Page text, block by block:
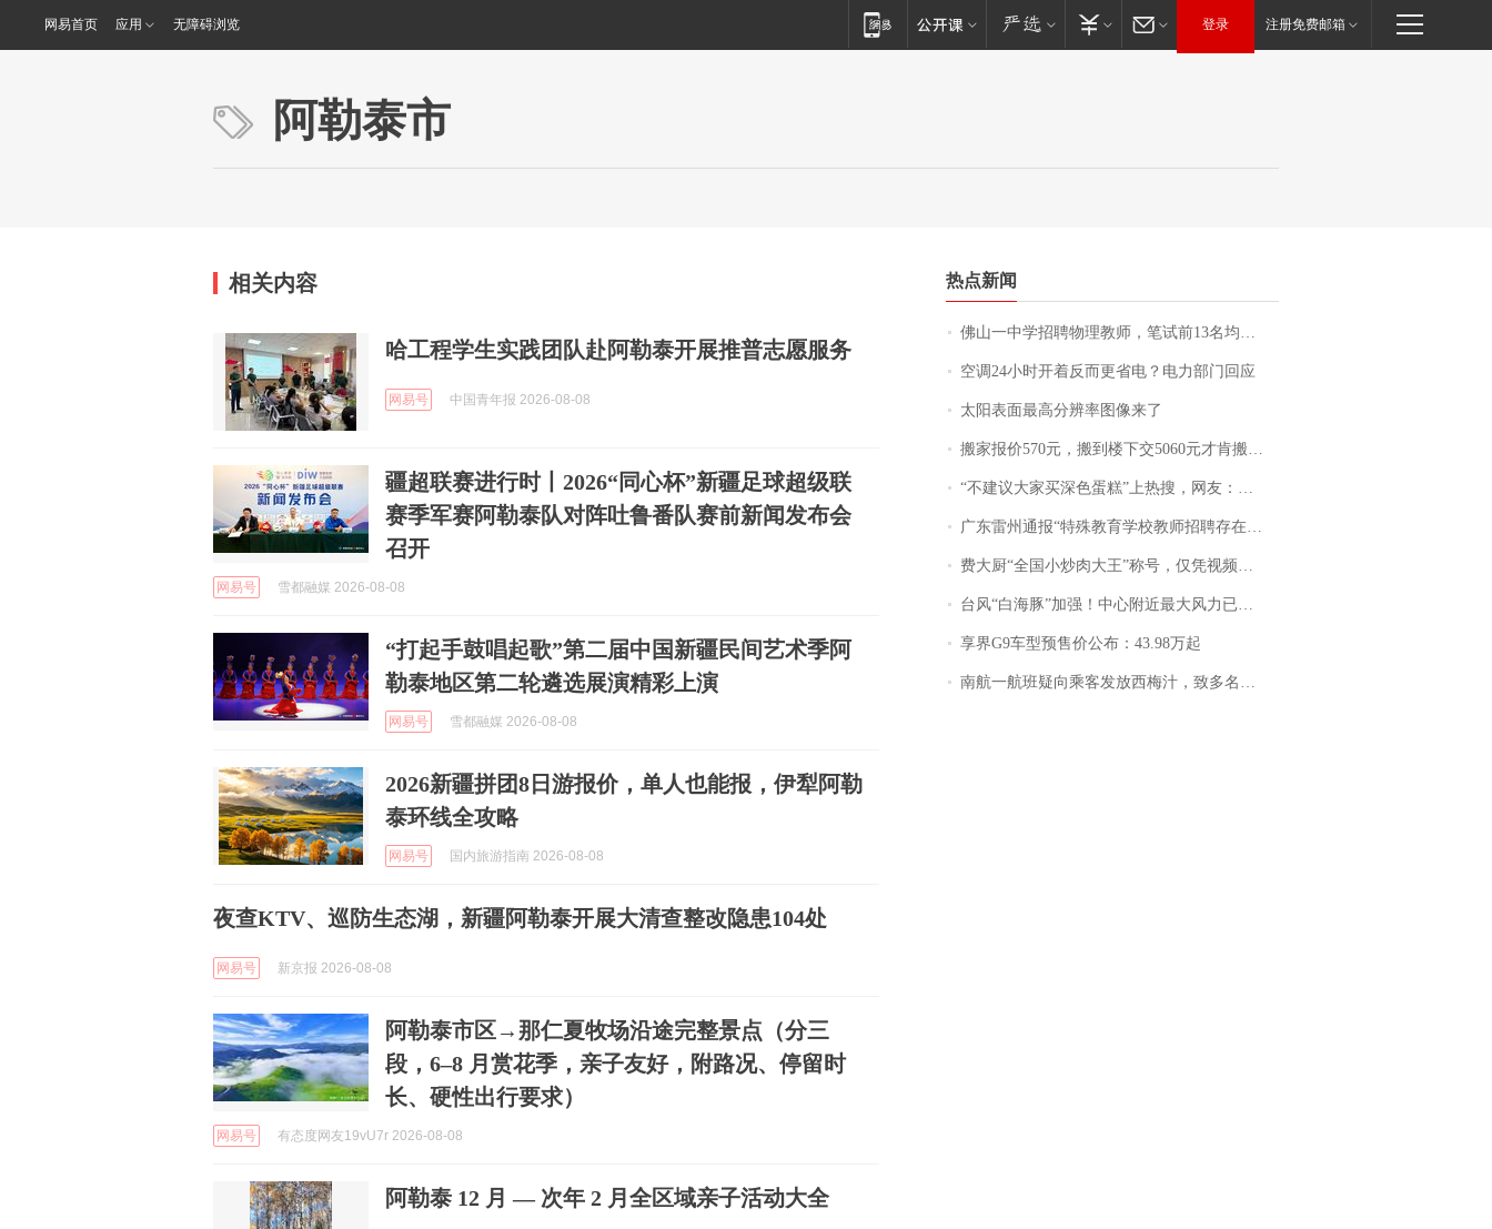
网易首页 应用 无障碍浏览 登录 注册免费邮箱
阿勒泰市
相关内容
哈工程学生实践团队赴阿勒泰开展推普志愿服务
网易号 中国青年报 2026-08-08
疆超联赛进行时丨2026“同心杯”新疆足球超级联
赛季军赛阿勒泰队对阵吐鲁番队赛前新闻发布会
召开
网易号 雪都融媒 2026-08-08
“打起手鼓唱起歌”第二届中国新疆民间艺术季阿
勒泰地区第二轮遴选展演精彩上演
网易号 雪都融媒 2026-08-08
2026新疆拼团8日游报价，单人也能报，伊犁阿勒
泰环线全攻略
网易号 国内旅游指南 2026-08-08
夜查KTV、巡防生态湖，新疆阿勒泰开展大清查整改隐患104处
网易号 新京报 2026-08-08
阿勒泰市区→那仁夏牧场沿途完整景点（分三
段，6–8 月赏花季，亲子友好，附路况、停留时
长、硬性出行要求）
网易号 有态度网友19vU7r 2026-08-08
阿勒泰 12 月 — 次年 2 月全区域亲子活动大全
热点新闻
佛山一中学招聘物理教师，笔试前13名均遭淘汰？教育局：已叫停招聘，成立调查组全面核查
空调24小时开着反而更省电？电力部门回应
太阳表面最高分辨率图像来了
搬家报价570元，搬到楼下交5060元才肯搬上楼！女子傻眼了……
“不建议大家买深色蛋糕”上热搜，网友：天塌了！
广东雷州通报“特殊教育学校教师招聘存在违规行为”：已启动问责程序 副校长被停职
费大厨“全国小炒肉大王”称号，仅凭视频评出？中国烹饪协会回应
台风“白海豚”加强！中心附近最大风力已达15级 最新研判
享界G9车型预售价公布：43.98万起
南航一航班疑向乘客发放西梅汁，致多名乘客在飞行途中排队上厕所！乘客：机上100多人只有2个厕所；客服回应：并非每架飞机都会发放西梅汁